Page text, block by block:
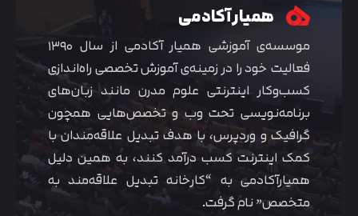
همیار آکادمی
موسسه‌ی آموزشی همیار آکادمی از سال ۱۳۹۰
فعالیت خود را در زمینه‌ی آموزش تخصصی راه‌اندازی
کسب‌و‌کار اینترنتی علوم مدرن مانند زبان‌های
برنامه‌نویسی تحت وب و تخصص‌هایی همچون
گرافیک و وردپرس، با هدف تبدیل علاقه‌مندان با
کمک اینترنت کسب درآمد کنند، به همین دلیل
همیارآکادمی به “کارخانه تبدیل علاقه‌مند به
متخصص” نام گرفت.